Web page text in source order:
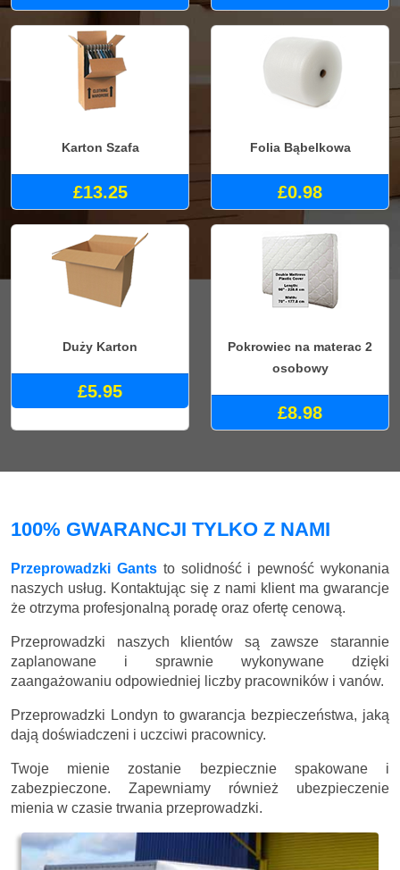
Karton Szafa
£13.25
Folia Bąbelkowa
£0.98
Duży Karton
£5.95
Pokrowiec na materac 2
osobowy
£8.98
100% GWARANCJI TYLKO Z NAMI
Przeprowadzki Gantsto solidność i pewność wykonania
naszych usług. Kontaktując się z nami klient ma gwarancje
że otrzyma profesjonalną poradę oraz ofertę cenową.
Przeprowadzki naszych klientów są zawsze starannie
zaplanowane i sprawnie wykonywane dzięki
zaangażowaniu odpowiedniej liczby pracowników i vanów.
Przeprowadzki Londyn to gwarancja bezpieczeństwa, jaką
dają doświadczeni i uczciwi pracownicy.
Twoje mienie zostanie bezpiecznie spakowane i
zabezpieczone. Zapewniamy również ubezpieczenie
mienia w czasie trwania przeprowadzki.